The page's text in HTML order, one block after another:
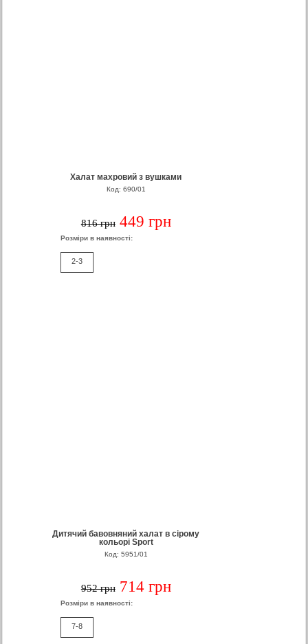
Халат махровий з вушками
Код: 690/01
816 грн 449 грн
Розміри в наявності:
2-3
Дитячий бавовняний халат в сірому
кольорі Sport
Код: 5951/01
952 грн 714 грн
Розміри в наявності:
7-8